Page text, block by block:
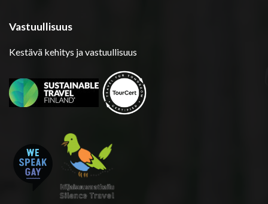
Vastuullisuus
Kestävä kehitys ja vastuullisuus